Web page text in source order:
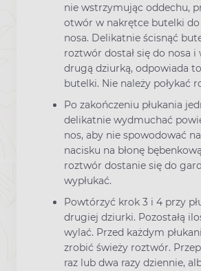
nie wstrzymując oddechu,
otwór w nakrętce butelki
nosa. Delikatnie ścisnąć
roztwór dostał się do nosa i
drugą dziurką, odpowiada
butelki. Nie należy połykać
Po zakończeniu płukania
delikatnie wydmuchać
nos, aby nie spowodować
nacisku na błonę
roztwór dostanie się do
wypłukać.
Powtórzyć krok 3 i 4 przy
drugiej dziurki. Pozostałą
wylać. Przed każdym
zrobić świeży roztwór.
raz lub dwa razy dziennie,